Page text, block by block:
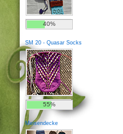
40%
SM 20 - Quasar Socks
55%
Meisendecke